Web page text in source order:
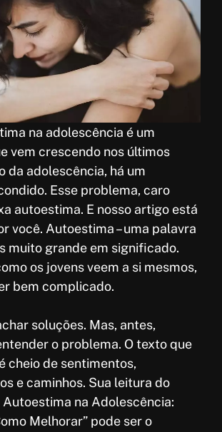
na adolescência é um
vem crescendo nos últimos
da adolescência, há um
Esse problema, caro
autoestima. E nosso artigo está
você. Autoestima – uma palavra
muito grande em significado.
os jovens veem a si mesmos,
bem complicado.
soluções. Mas, antes,
o problema. O texto que
cheio de sentimentos,
e caminhos. Sua leitura do
Autoestima na Adolescência:
Melhorar” pode ser o